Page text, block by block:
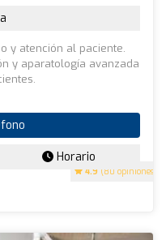
4.9 (80 opiniones)
y atención al paciente.
y aparatología avanzada
Horario